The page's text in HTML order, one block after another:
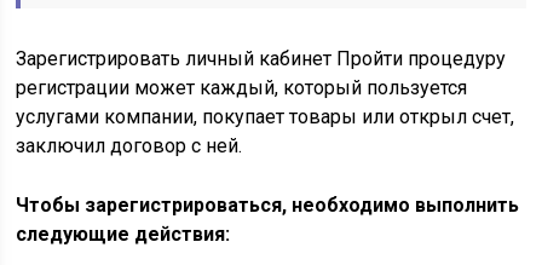
Зарегистрировать личный кабинет Пройти процедуру
регистрации может каждый, который пользуется
услугами компании, покупает товары или открыл счет,
заключил договор с ней.
Чтобы зарегистрироваться, необходимо выполнить
следующие действия: